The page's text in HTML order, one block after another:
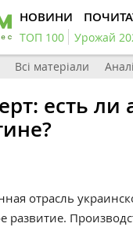
НОВИНИ
ТОП 100 Урожай
Всі матеріали
есть ли
отрасль
развитие.